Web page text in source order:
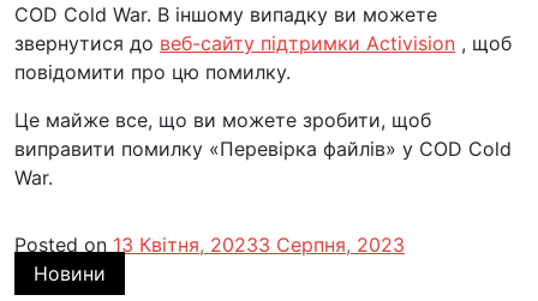
COD Cold War. В іншому випадку ви можете
звернутися до веб-сайту підтримки Activision , щоб
повідомити про цю помилку.
Це майже все, що ви можете зробити, щоб
виправити помилку «Перевірка файлів» у COD Cold
War.
Posted on 13 Квітня, 20233 Серпня, 2023
Новини